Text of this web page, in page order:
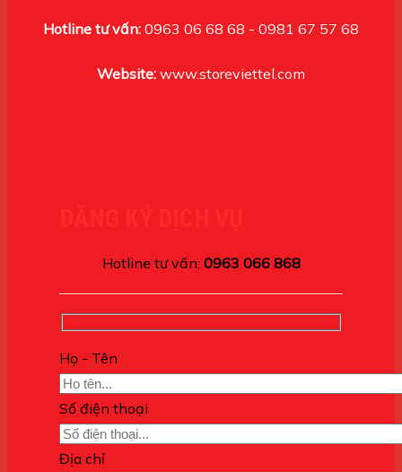
Hotline tư vấn: 0963 06 68 68 - 0981 67 57 68
Website: www.storeviettel.com
Hotline tư vấn: 0963 066 868
Họ - Tên
Số điện thoại
Địa chỉ